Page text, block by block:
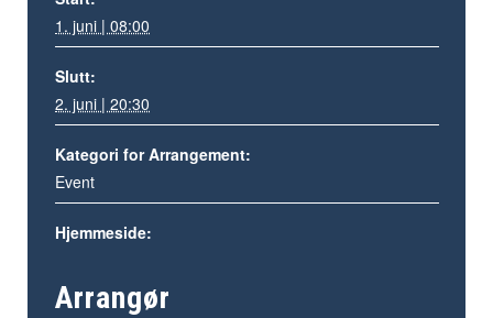
1. juni | 08:00
Slutt:
2. juni | 20:30
Kategori for Arrangement:
Event
Hjemmeside:
Arrangør